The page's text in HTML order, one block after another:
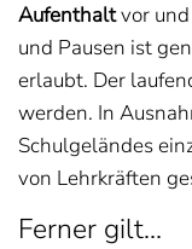
Aufenthaltvor und
und Pausen ist
erlaubt. Der
werden. In
Schulgeländes
von Lehrkräften
Ferner gilt…